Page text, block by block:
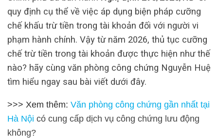
quy định cụ thể về việc áp dụng biện pháp cưỡng
chế khấu trừ tiền trong tài khoản đối với người vi
phạm hành chính. Vậy từ năm 2026, thủ tục cưỡng
chế trừ tiền trong tài khoản được thực hiện như thế
nào? hãy cùng văn phòng công chứng Nguyễn Huệ
tìm hiểu ngay sau bài viết dưới đây.
>>> Xem thêm: Văn phòng công chứng gần nhất tại
Hà Nội có cung cấp dịch vụ công chứng lưu động
không?